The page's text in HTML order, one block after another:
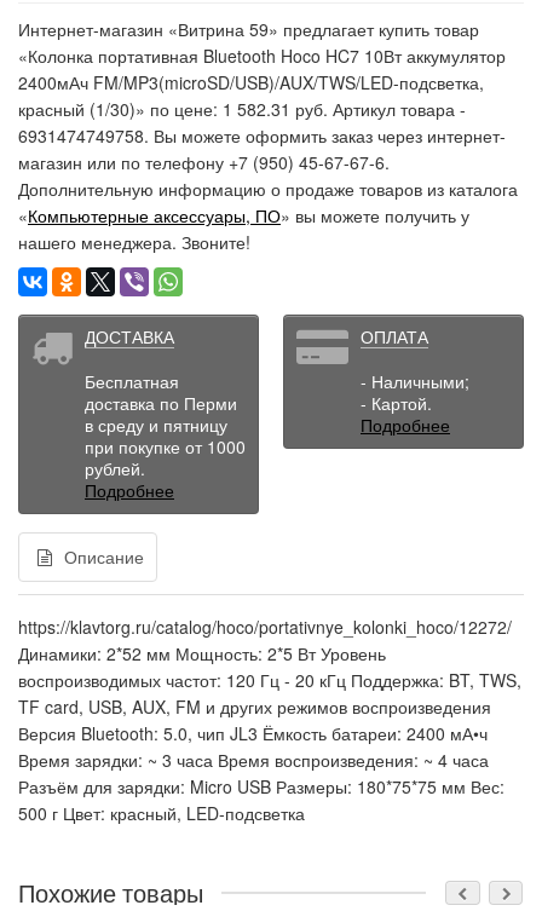
Интернет-магазин «Витрина 59» предлагает купить товар
«Колонка портативная Bluetooth Hoco HC7 10Вт аккумулятор
2400мАч FM/MP3(microSD/USB)/AUX/TWS/LED-подсветка,
красный (1/30)» по цене: 1 582.31 руб. Артикул товара -
6931474749758. Вы можете оформить заказ через интернет-
магазин или по телефону +7 (950) 45-67-67-6.
Дополнительную информацию о продаже товаров из каталога
«Компьютерные аксессуары, ПО» вы можете получить у
нашего менеджера. Звоните!
ДОСТАВКА
Бесплатная
доставка по Перми
в среду и пятницу
при покупке от 1000
рублей.
Подробнее
ОПЛАТА
- Наличными;
- Картой.
Подробнее
Описание
https://klavtorg.ru/catalog/hoco/portativnye_kolonki_hoco/12272/
Динамики: 2*52 мм Мощность: 2*5 Вт Уровень
воспроизводимых частот: 120 Гц - 20 кГц Поддержка: BT, TWS,
TF card, USB, AUX, FM и других режимов воспроизведения
Версия Bluetooth: 5.0, чип JL3 Ёмкость батареи: 2400 мА•ч
Время зарядки: ~ 3 часа Время воспроизведения: ~ 4 часа
Разъём для зарядки: Micro USB Размеры: 180*75*75 мм Вес:
500 г Цвет: красный, LED-подсветка
Похожие товары